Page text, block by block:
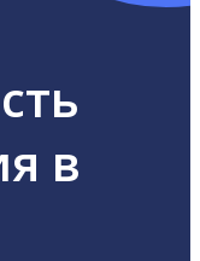
в